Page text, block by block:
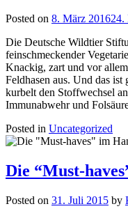
Posted on 8. März 201624.
Die Deutsche Wildtier
feinschmeckender
Knackig, zart und vor
Feldhasen aus. Und das
kurbelt den Stoffwechsel
Immunabwehr und
Posted in Uncategorized
Die “Must-
Posted on 31. Juli 2015 by